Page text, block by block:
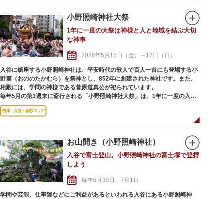
小野照崎神社大祭
1年に一度の大祭は神様と人と地域を結ぶ大切
な神事
2026年5月15日（金）～17日（日）
入谷に鎮座する小野照崎神社は、平安時代の歌人で百人一首にも登場する小
野篁（おののたかむら）を祭神とし、852年に創建された神社です。また、
相殿には、学問の神様である菅原道真公が祀られています。
毎年5月の第3週末に斎行される「小野照崎神社大祭」は、1年に一度の入谷
の町をあげての大きな祭り。3年に一度行われる本祭では本社神輿が渡御さ
れ、間の年は「陰」と呼ばれ氏子17町会の町会神輿が神社まで連合渡御され
盛大に執り行われる本社神輿は、迫力満点。その威勢と熱気に圧倒されるこ
とでしょう。
また、境内には、所狭しと露店が並び、定番の屋台めしから射的などのゲー
ムまで楽しめ、見物客でにぎわいを見せます。
根岸・入谷・金杉エリア
お山開き（小野照崎神社）
入谷で富士登山。小野照崎神社の富士塚で登拝
しよう
毎年6月30日、7月1日
学問や芸能、仕事運などにご利益があるといわれる入谷にある小野照崎神